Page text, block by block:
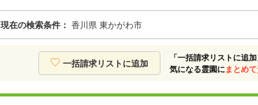
現在の検索条件： 香川県 東かがわ市
一括請求リストに追加
「一括請求リストに追
気になる霊園に まとめ